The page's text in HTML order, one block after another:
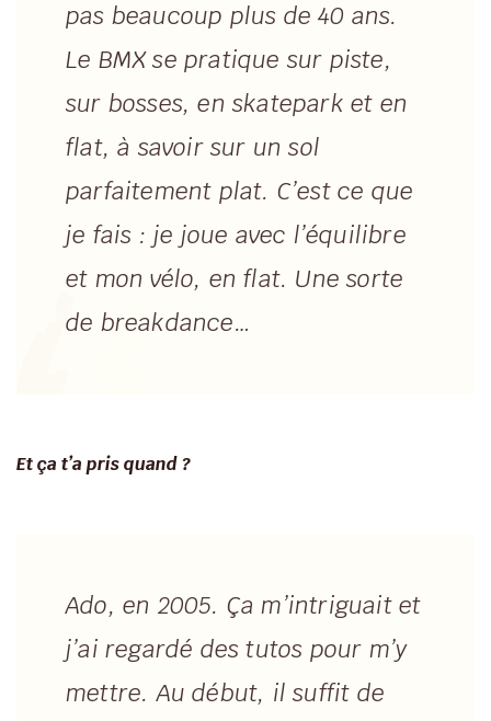
pas beaucoup plus de 40 ans.
Le BMX se pratique sur piste,
sur bosses, en skatepark et en
flat, à savoir sur un sol
parfaitement plat. C’est ce que
je fais : je joue avec l’équilibre
et mon vélo, en flat. Une sorte
de breakdance…
Et ça t’a pris quand ?
Ado, en 2005. Ça m’intriguait et
j’ai regardé des tutos pour m’y
mettre. Au début, il suffit de